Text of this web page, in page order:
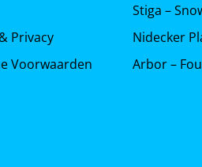
Privacy
Voorwaarden
Stiga –
Nidecker
Arbor –